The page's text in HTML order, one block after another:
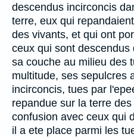
descendus incirconcis
terre, eux qui
des vivants, et qui ont
ceux qui sont descendus
sa couche au milieu des
multitude, ses sepulcres
incirconcis, tues par
repandue sur la terre
confusion avec ceux qui
il a ete place parmi les